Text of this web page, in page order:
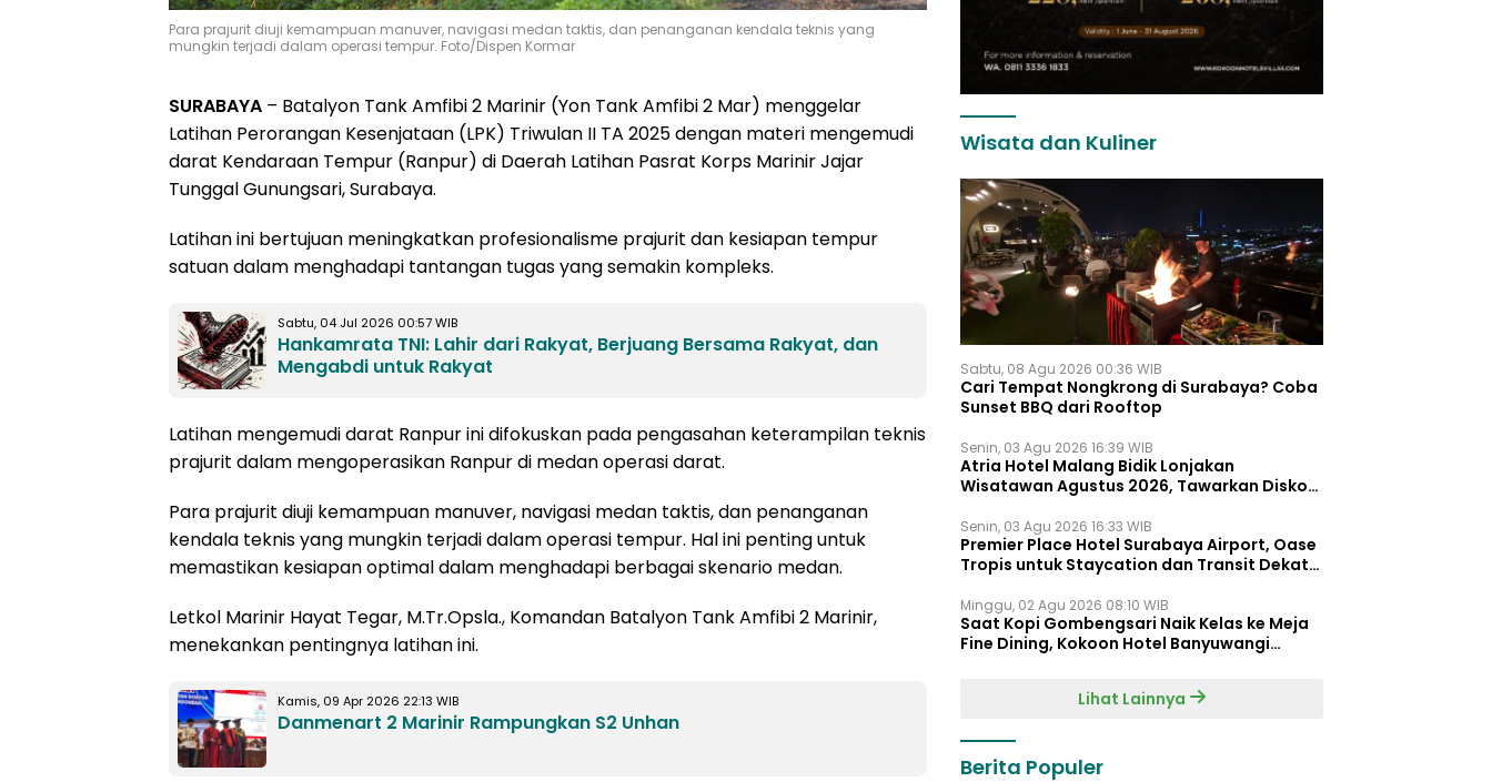
Para prajurit diuji kemampuan manuver, navigasi medan taktis, dan penanganan kendala teknis yang
mungkin terjadi dalam operasi tempur. Foto/Dispen Kormar
SURABAYA – Batalyon Tank Amfibi 2 Marinir (Yon Tank Amfibi 2 Mar) menggelar
Latihan Perorangan Kesenjataan (LPK) Triwulan II TA 2025 dengan materi mengemudi
darat Kendaraan Tempur (Ranpur) di Daerah Latihan Pasrat Korps Marinir Jajar
Tunggal Gunungsari, Surabaya.
Latihan ini bertujuan meningkatkan profesionalisme prajurit dan kesiapan tempur
satuan dalam menghadapi tantangan tugas yang semakin kompleks.
Sabtu, 04 Jul 2026 00:57 WIB
Hankamrata TNI: Lahir dari Rakyat, Berjuang Bersama Rakyat, dan
Mengabdi untuk Rakyat
Latihan mengemudi darat Ranpur ini difokuskan pada pengasahan keterampilan teknis
prajurit dalam mengoperasikan Ranpur di medan operasi darat.
Para prajurit diuji kemampuan manuver, navigasi medan taktis, dan penanganan
kendala teknis yang mungkin terjadi dalam operasi tempur. Hal ini penting untuk
memastikan kesiapan optimal dalam menghadapi berbagai skenario medan.
Letkol Marinir Hayat Tegar, M.Tr.Opsla., Komandan Batalyon Tank Amfibi 2 Marinir,
menekankan pentingnya latihan ini.
Kamis, 09 Apr 2026 22:13 WIB
Danmenart 2 Marinir Rampungkan S2 Unhan
Wisata dan Kuliner
Sabtu, 08 Agu 2026 00:36 WIB
Cari Tempat Nongkrong di Surabaya? Coba
Sunset BBQ dari Rooftop
Senin, 03 Agu 2026 16:39 WIB
Atria Hotel Malang Bidik Lonjakan
Wisatawan Agustus 2026, Tawarkan Diskon
Senin, 03 Agu 2026 16:33 WIB
Premier Place Hotel Surabaya Airport, Oase
Tropis untuk Staycation dan Transit Dekat
Minggu, 02 Agu 2026 08:10 WIB
Saat Kopi Gombengsari Naik Kelas ke Meja
Fine Dining, Kokoon Hotel Banyuwangi
Lihat Lainnya
Berita Populer